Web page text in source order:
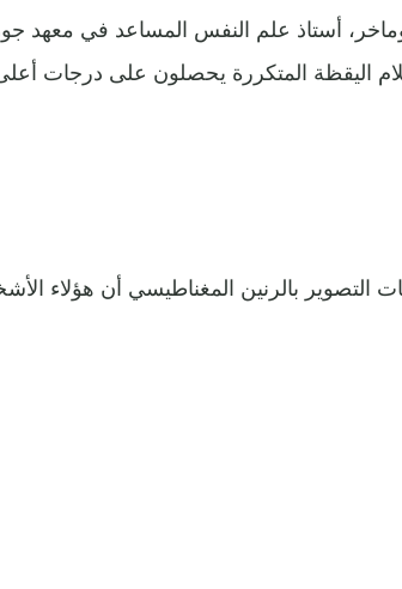
أستاذ علم النفس المساعد في معهد
اليقظة المتكررة يحصلون على درجات
بالرنين المغناطيسي أن هؤلاء